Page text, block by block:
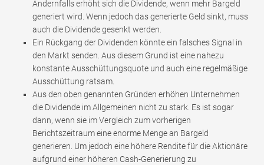
Andernfalls erhöht sich die Dividende, wenn mehr Bargeld
generiert wird. Wenn jedoch das generierte Geld sinkt, muss
auch die Dividende gesenkt werden.
Ein Rückgang der Dividenden könnte ein falsches Signal in
den Markt senden. Aus diesem Grund ist eine nahezu
konstante Ausschüttungsquote und auch eine regelmäßige
Ausschüttung ratsam.
Aus den oben genannten Gründen erhöhen Unternehmen
die Dividende im Allgemeinen nicht zu stark. Es ist sogar
dann, wenn sie im Vergleich zum vorherigen
Berichtszeitraum eine enorme Menge an Bargeld
generieren. Um jedoch eine höhere Rendite für die Aktionäre
aufgrund einer höheren Cash-Generierung zu